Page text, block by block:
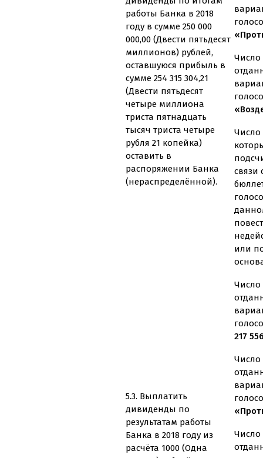
работы Банка в 2018
году в сумме 250 000
000,00 (Двести пятьдесят
миллионов) рублей,
оставшуюся прибыль в
сумме 254 315 304,21
(Двести пятьдесят
четыре миллиона
триста пятнадцать
тысяч триста четыре
рубля 21 копейка)
оставить в
распоряжении Банка
(нераспределённой).
Число
Число
связи
или
5.3. Выплатить
дивиденды по
результатам работы
Банка в 2018 году из
расчёта 1000 (Одна
Число
217
Число
Число